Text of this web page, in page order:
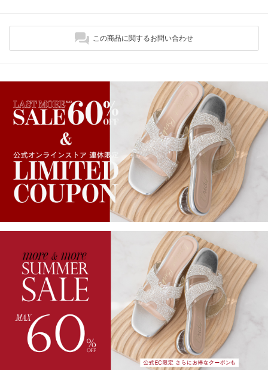
この商品に関するお問い合わせ